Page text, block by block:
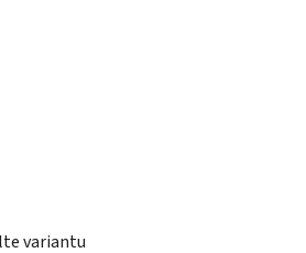
variantu